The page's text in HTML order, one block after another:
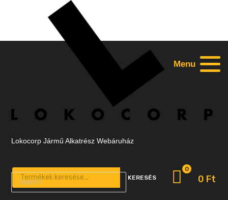
Products search
KERESÉS 0 Ft
0
Lokocorp Jármű Alkatrész Webáruház
Menu